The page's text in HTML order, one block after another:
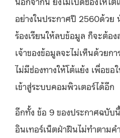
อย่างในประกาศปี 2560ด้วย
ร้องเรียนให้ลบข้อมูล ก็จะต้อ
เจ้าของข้อมูลจะไม่เห็นด้วยก
ไม่มีช่องทางให้โต้แย้ง เพื่อข
เข้าสู่ระบบคอมพิวเตอร์ได้อีก
อีกทั้ง ข้อ 9 ของประกาศฉบับ
อินเทอร์เน็ตฝ่าฝืนไม่ทำตามค